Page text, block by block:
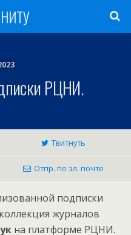
РЦНИ.
Твитнуть
Отпр. по эл. почте
подписки
журналов
на платформе РЦНИ.